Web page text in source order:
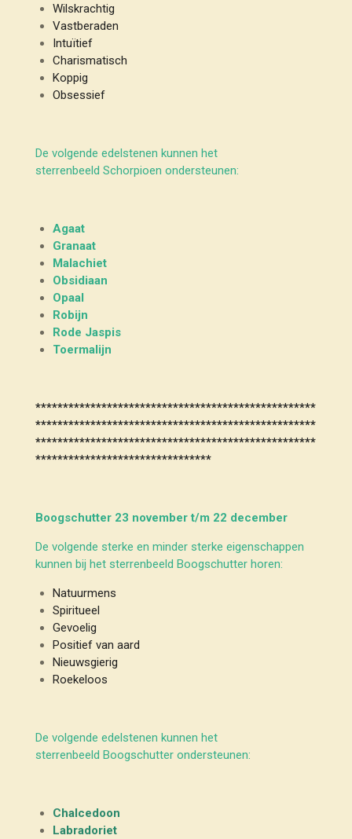
Wilskrachtig
Vastberaden
Intuïtief
Charismatisch
Koppig
Obsessief
De volgende edelstenen kunnen het
sterrenbeeld Schorpioen ondersteunen:
Agaat
Granaat
Malachiet
Obsidiaan
Opaal
Robijn
Rode Jaspis
Toermalijn
***************************************************
***************************************************
***************************************************
********************************
Boogschutter 23 november t/m 22 december
De volgende sterke en minder sterke eigenschappen
kunnen bij het sterrenbeeld Boogschutter horen:
Natuurmens
Spiritueel
Gevoelig
Positief van aard
Nieuwsgierig
Roekeloos
De volgende edelstenen kunnen het
sterrenbeeld Boogschutter ondersteunen:
Chalcedoon
Labradoriet